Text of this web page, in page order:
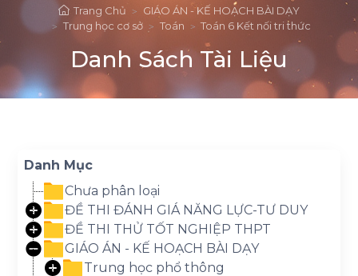
Trang Chủ
GIÁO ÁN - KẾ HOẠCH BÀI DẠY
Trung học cơ sở
Toán Toán 6 Kết nối tri thức
Danh Sách Tài Liệu
Danh Mục
Chưa phân loại
ĐỀ THI ĐÁNH GIÁ NĂNG LỰC-TƯ DUY
ĐỀ THI THỬ TỐT NGHIỆP THPT
GIÁO ÁN - KẾ HOẠCH BÀI DẠY
Trung học phổ thông